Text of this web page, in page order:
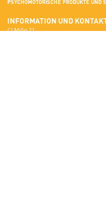
PSYCHOMOTORISCHE PRODUKTE UND
INFORMATION UND
C/ Miño 21